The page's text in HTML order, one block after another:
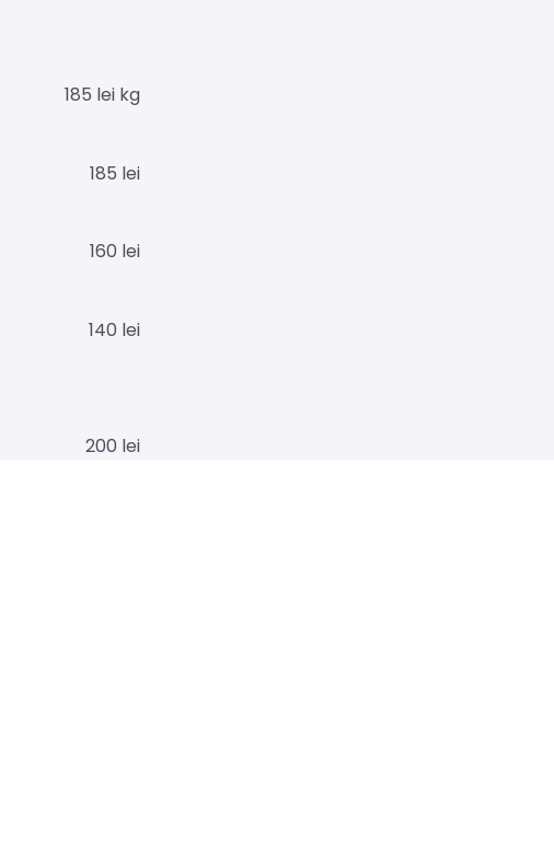
185 lei kg
185 lei
160 lei
140 lei
200 lei